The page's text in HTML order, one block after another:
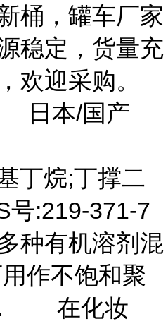
桶，罐车厂家
稳定，货量充
欢迎采购。
本/国产
丁烷;丁撑二
:219-371-7
种有机溶剂混
作不饱和聚
. 在化妆